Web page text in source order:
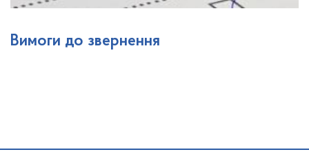
Вимоги до звернення